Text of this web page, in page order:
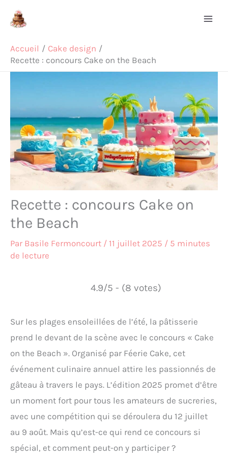
Accueil
Cake design
Recette : concours Cake on the Beach
Recette : concours Cake on
the Beach
Par Basile Fermoncourt / 11 juillet 2025 / 5 minutes
de lecture
4.9/5 - (8 votes)
Sur les plages ensoleillées de l’été, la pâtisserie
prend le devant de la scène avec le concours « Cake
on the Beach ». Organisé par Féerie Cake, cet
événement culinaire annuel attire les passionnés de
gâteau à travers le pays. L’édition 2025 promet d’être
un moment fort pour tous les amateurs de sucreries,
avec une compétition qui se déroulera du 12 juillet
au 9 août. Mais qu’est-ce qui rend ce concours si
spécial, et comment peut-on y participer ?
Rechercher